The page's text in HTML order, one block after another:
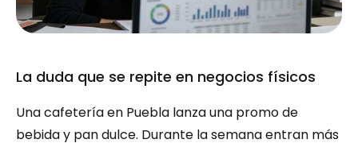
La duda que se repite en negocios físicos
Una cafetería en Puebla lanza una promo de
bebida y pan dulce. Durante la semana entran más